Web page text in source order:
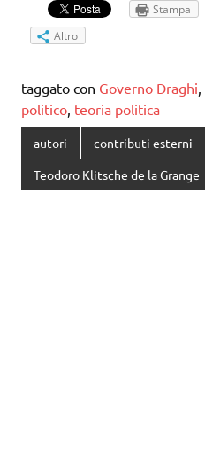
Stampa
Altro
taggato con Governo Draghi,
politico, teoria politica
autori contributi esterni
Teodoro Klitsche de la Grange